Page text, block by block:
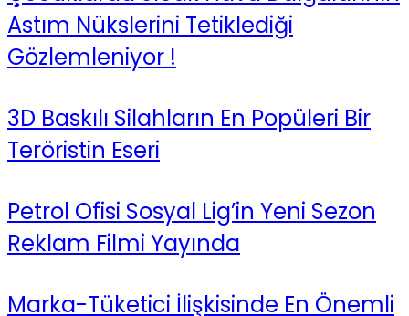
Astım Nükslerini Tetiklediği
Gözlemleniyor !
3D Baskılı Silahların En Popüleri Bir
Teröristin Eseri
Petrol Ofisi Sosyal Lig’in Yeni Sezon
Reklam Filmi Yayında
Marka-Tüketici İlişkisinde En Önemli